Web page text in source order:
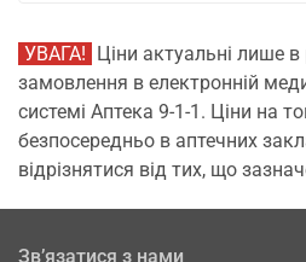
УВАГА! Ціни актуальні лише
замовлення в електронній
системі Аптека 9-1-1. Ціни на
безпосередньо в аптечних
відрізнятися від тих, що
Зв’язатися з нами